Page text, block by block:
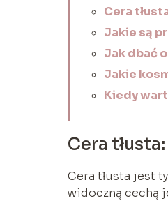
Cera
Jakie są
Jak dbać
Jakie
Kiedy
Cera
Cera tłusta jest
widoczną cechą